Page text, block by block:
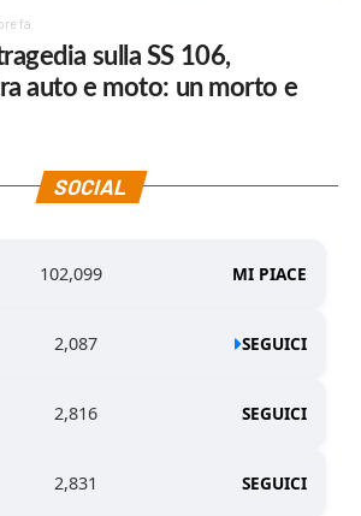
fa
sulla SS 106,
auto e moto: un morto e
SOCIAL
102,099 MI PIACE
2,087 SEGUICI
2,816 SEGUICI
2,831 SEGUICI